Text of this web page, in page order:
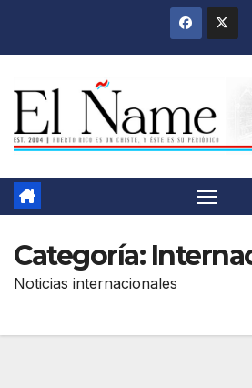
Categoría:
Noticias internacionales